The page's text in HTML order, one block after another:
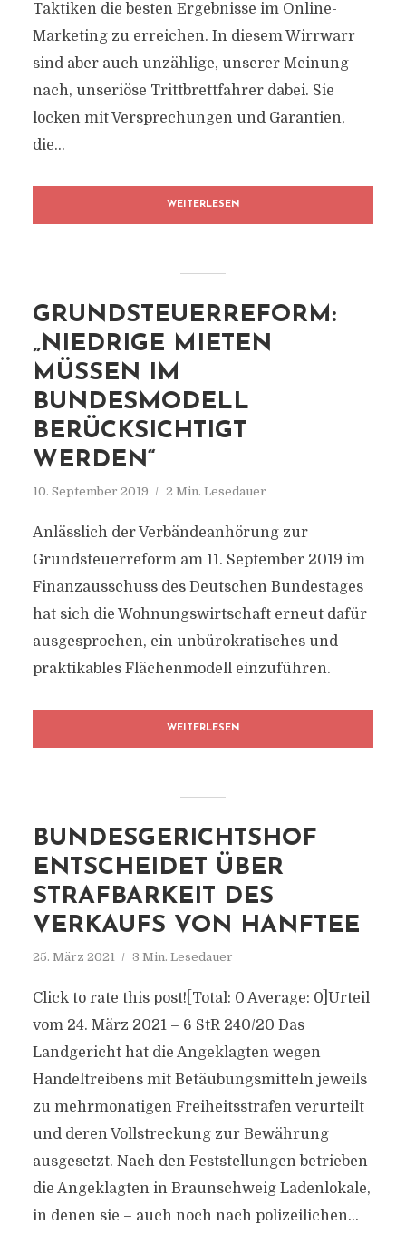
Taktiken die besten Ergebnisse im Online-
Marketing zu erreichen. In diesem Wirrwarr
sind aber auch unzählige, unserer Meinung
nach, unseriöse Trittbrettfahrer dabei. Sie
locken mit Versprechungen und Garantien,
die...
WEITERLESEN
GRUNDSTEUERREFORM:
„NIEDRIGE MIETEN
MÜSSEN IM
BUNDESMODELL
BERÜCKSICHTIGT
WERDEN“
10. September 2019 2 Min. Lesedauer
Anlässlich der Verbändeanhörung zur
Grundsteuerreform am 11. September 2019 im
Finanzausschuss des Deutschen Bundestages
hat sich die Wohnungswirtschaft erneut dafür
ausgesprochen, ein unbürokratisches und
praktikables Flächenmodell einzuführen.
WEITERLESEN
BUNDESGERICHTSHOF
ENTSCHEIDET ÜBER
STRAFBARKEIT DES
VERKAUFS VON HANFTEE
25. März 2021 3 Min. Lesedauer
Click to rate this post![Total: 0 Average: 0]Urteil
vom 24. März 2021 – 6 StR 240/20 Das
Landgericht hat die Angeklagten wegen
Handeltreibens mit Betäubungsmitteln jeweils
zu mehrmonatigen Freiheitsstrafen verurteilt
und deren Vollstreckung zur Bewährung
ausgesetzt. Nach den Feststellungen betrieben
die Angeklagten in Braunschweig Ladenlokale,
in denen sie – auch noch nach polizeilichen...